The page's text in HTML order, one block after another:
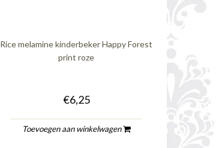
Rice melamine kinderbeker Happy Forest
print roze
€6,25
Toevoegen aan winkelwagen